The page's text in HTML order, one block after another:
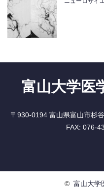
富山大学医
〒930-0194 富山県富山市杉
FAX: 076-
© 富山大学